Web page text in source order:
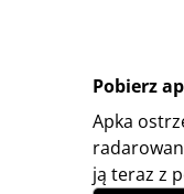
Pobierz
Apka
ją teraz z